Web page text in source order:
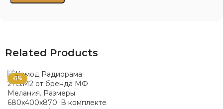
Related Products
-5%